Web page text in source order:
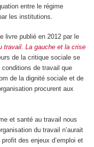
entre le régime
les institutions.
livre publié en 2012 par le
travail. La gauche et la crise
de la critique sociale se
de travail que
de la dignité sociale et de
procurent aux
et santé au travail nous
du travail n’aurait
des enjeux d’emploi et